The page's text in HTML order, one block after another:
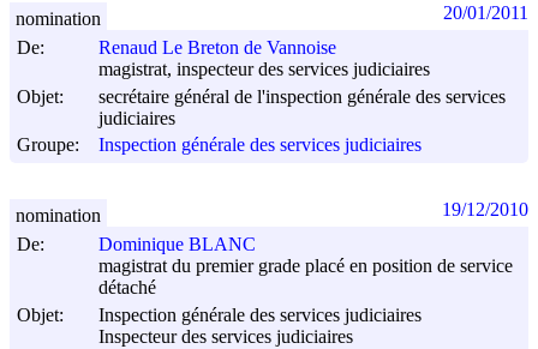
De:
Renaud Le Breton de Vannoise
magistrat, inspecteur des services judiciaires
Objet:
secrétaire général de l'inspection générale des services
judiciaires
Groupe:
Inspection générale des services judiciaires
nomination 20/01/2011
De:
Dominique BLANC
magistrat du premier grade placé en position de service
détaché
Objet:
Inspection générale des services judiciaires
Inspecteur des services judiciaires
nomination 19/12/2010